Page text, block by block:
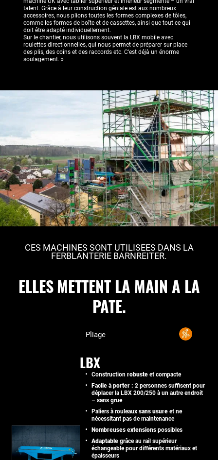
talent. Grâce à leur construction géniale est aux nombreux
accessoires, nous plions toutes les formes complexes de tôles,
comme les formes de boîte et de cassettes, ainsi que tout ce qui
doit être adapté individuellement.
Sur le chantier, nous utilisons souvent la LBX mobile avec
roulettes directionnelles, qui nous permet de préparer sur place
des plis, des coins et des raccords etc. C’est déjà un énorme
soulagement. »
CES MACHINES SONT UTILISEES DANS LA
FERBLANTERIE BARNREITER.
ELLES METTENT LA MAIN A LA
PATE.
Pliage
LBX
Construction robuste et compacte
Facile à porter : 2 personnes suffisent pour
déplacer la LBX 200/250 à un autre endroit
– sans grue
Paliers à rouleaux sans usure et ne
nécessitant pas de maintenance
Nombreuses extensions possibles
Adaptable grâce au rail supérieur
échangeable pour différents matériaux et
épaisseurs